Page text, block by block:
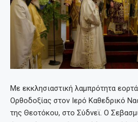
Με εκκλησιαστική λαμπρότητα
Ορθοδοξίας στον Ιερό Καθεδρικό
της Θεοτόκου, στο Σύδνεϊ. Ο